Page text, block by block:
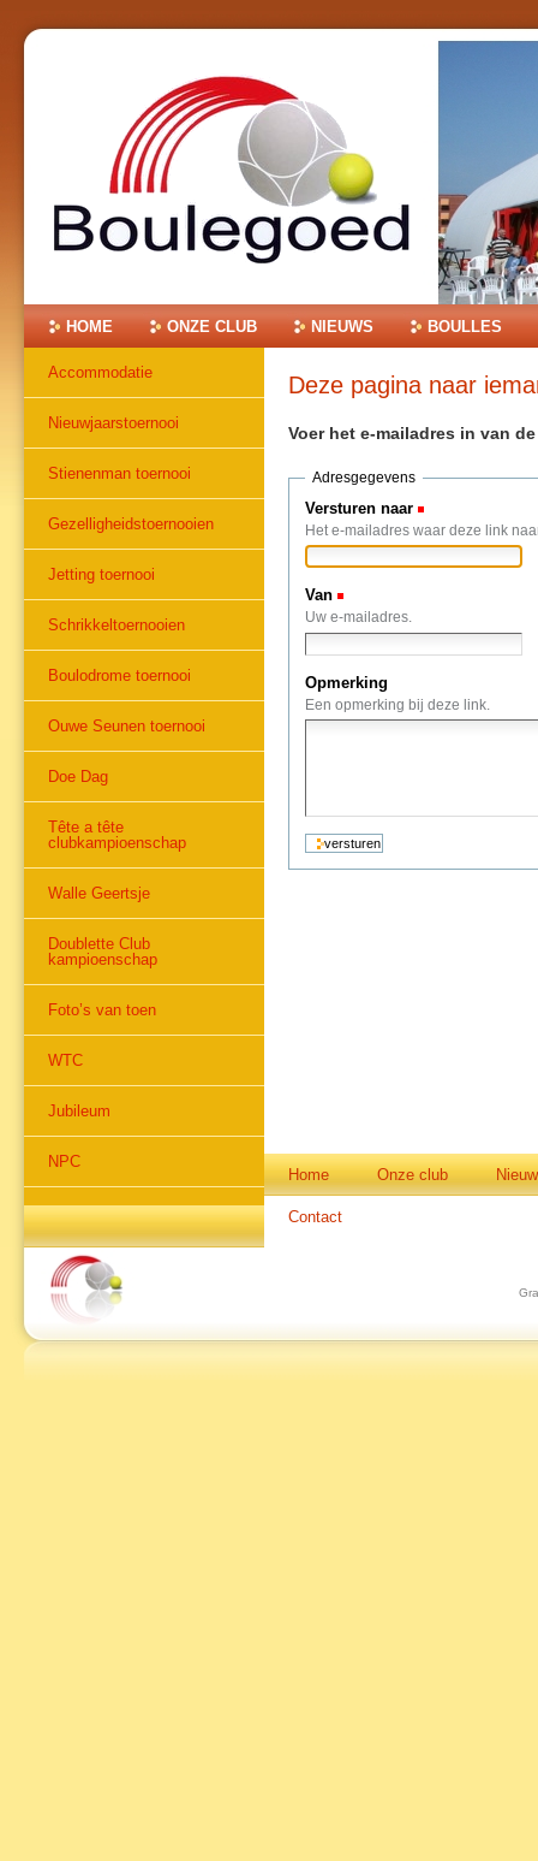
naar
HOME ONZE CLUB NIEUWS BOULLES
Accommodatie
Nieuwjaarstoernooi
Stienenman toernooi
Gezelligheidstoernooien
Jetting toernooi
Schrikkeltoernooien
Boulodrome toernooi
Ouwe Seunen toernooi
Doe Dag
Tête a tête
clubkampioenschap
Walle Geertsje
Doublette Club
kampioenschap
Foto’s van toen
WTC
Jubileum
NPC
Deze pagina naar
Voer het e-mailadres in van
Adresgegevens
Versturen naar
Het e-mailadres waar deze link
Van
Uw e-mailadres.
Opmerking
Een opmerking bij deze link.
Home Onze club
Contact